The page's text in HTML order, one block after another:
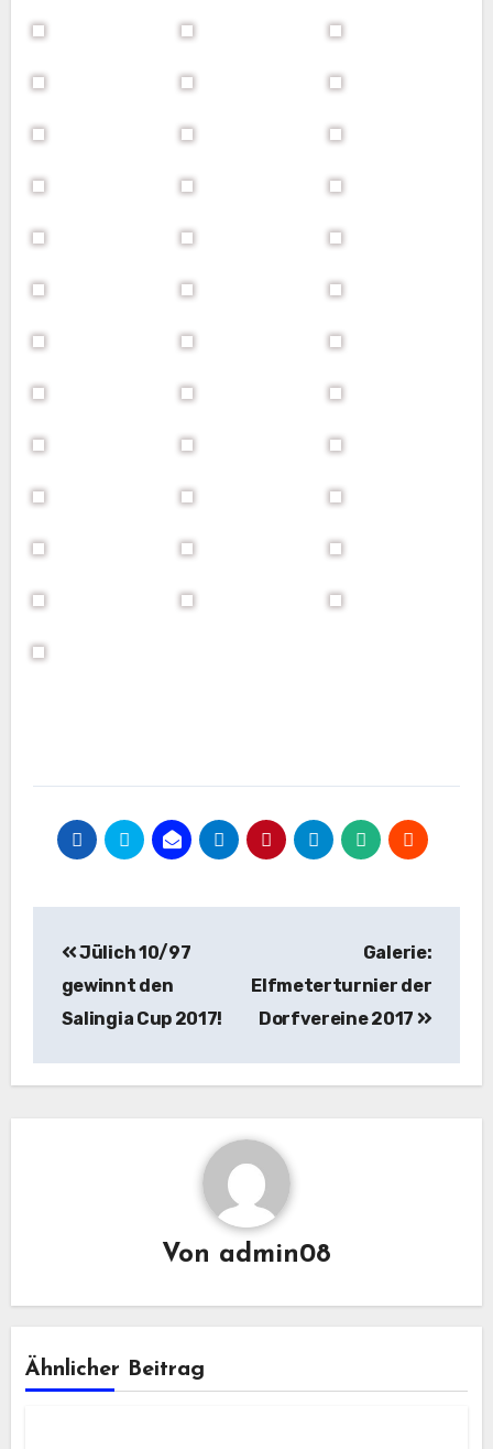
Jülich 10/97
gewinnt den
Salingia Cup 2017!
Galerie:
Elfmeterturnier der
Dorfvereine 2017
Von admin08
Ähnlicher Beitrag